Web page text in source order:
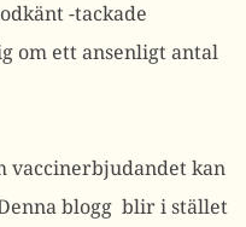
-tackade
om ett ansenligt antal
vaccinerbjudandet kan
blogg blir i stället